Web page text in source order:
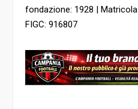
fondazione: 1928 | Matricola
FIGC: 916807